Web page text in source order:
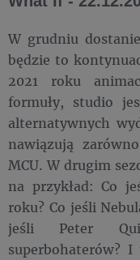
W grudniu
będzie to
2021 roku
formuły, studio
alternatywnych
nawiązują
MCU. W drugim
na przykład: Co
roku? Co jeśli
jeśli Peter
superbohaterów?